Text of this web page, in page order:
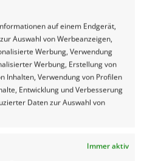
auf einem Endgerät,
Auswahl von Werbeanzeigen,
Werbung, Verwendung
Werbung, Erstellung von
Inhalten, Verwendung von Profilen
Entwicklung und Verbesserung
Daten zur Auswahl von
Immer aktiv
komt eerst
zijden dubbel over de
naar de rechterwand en
met twee man de
een gedeelte
ander bevestigt de Silage
kunt dus per twee meter de
kuil krijgen. Als alle doeken
extra strak aanspannen met